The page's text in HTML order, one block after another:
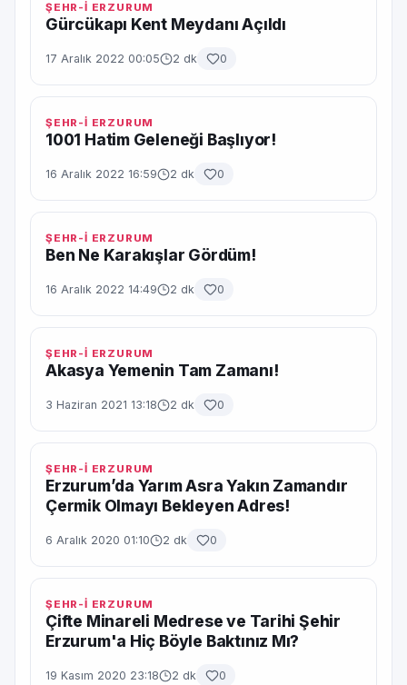
ŞEHR-İ ERZURUM
Gürcükapı Kent Meydanı Açıldı
17 Aralık 2022 00:05 2 dk 0
ŞEHR-İ ERZURUM
1001 Hatim Geleneği Başlıyor!
16 Aralık 2022 16:59 2 dk 0
ŞEHR-İ ERZURUM
Ben Ne Karakışlar Gördüm!
16 Aralık 2022 14:49 2 dk 0
ŞEHR-İ ERZURUM
Akasya Yemenin Tam Zamanı!
3 Haziran 2021 13:18 2 dk 0
ŞEHR-İ ERZURUM
Erzurum’da Yarım Asra Yakın Zamandır
Çermik Olmayı Bekleyen Adres!
6 Aralık 2020 01:10 2 dk 0
ŞEHR-İ ERZURUM
Çifte Minareli Medrese ve Tarihi Şehir
Erzurum'a Hiç Böyle Baktınız Mı?
19 Kasım 2020 23:18 2 dk 0